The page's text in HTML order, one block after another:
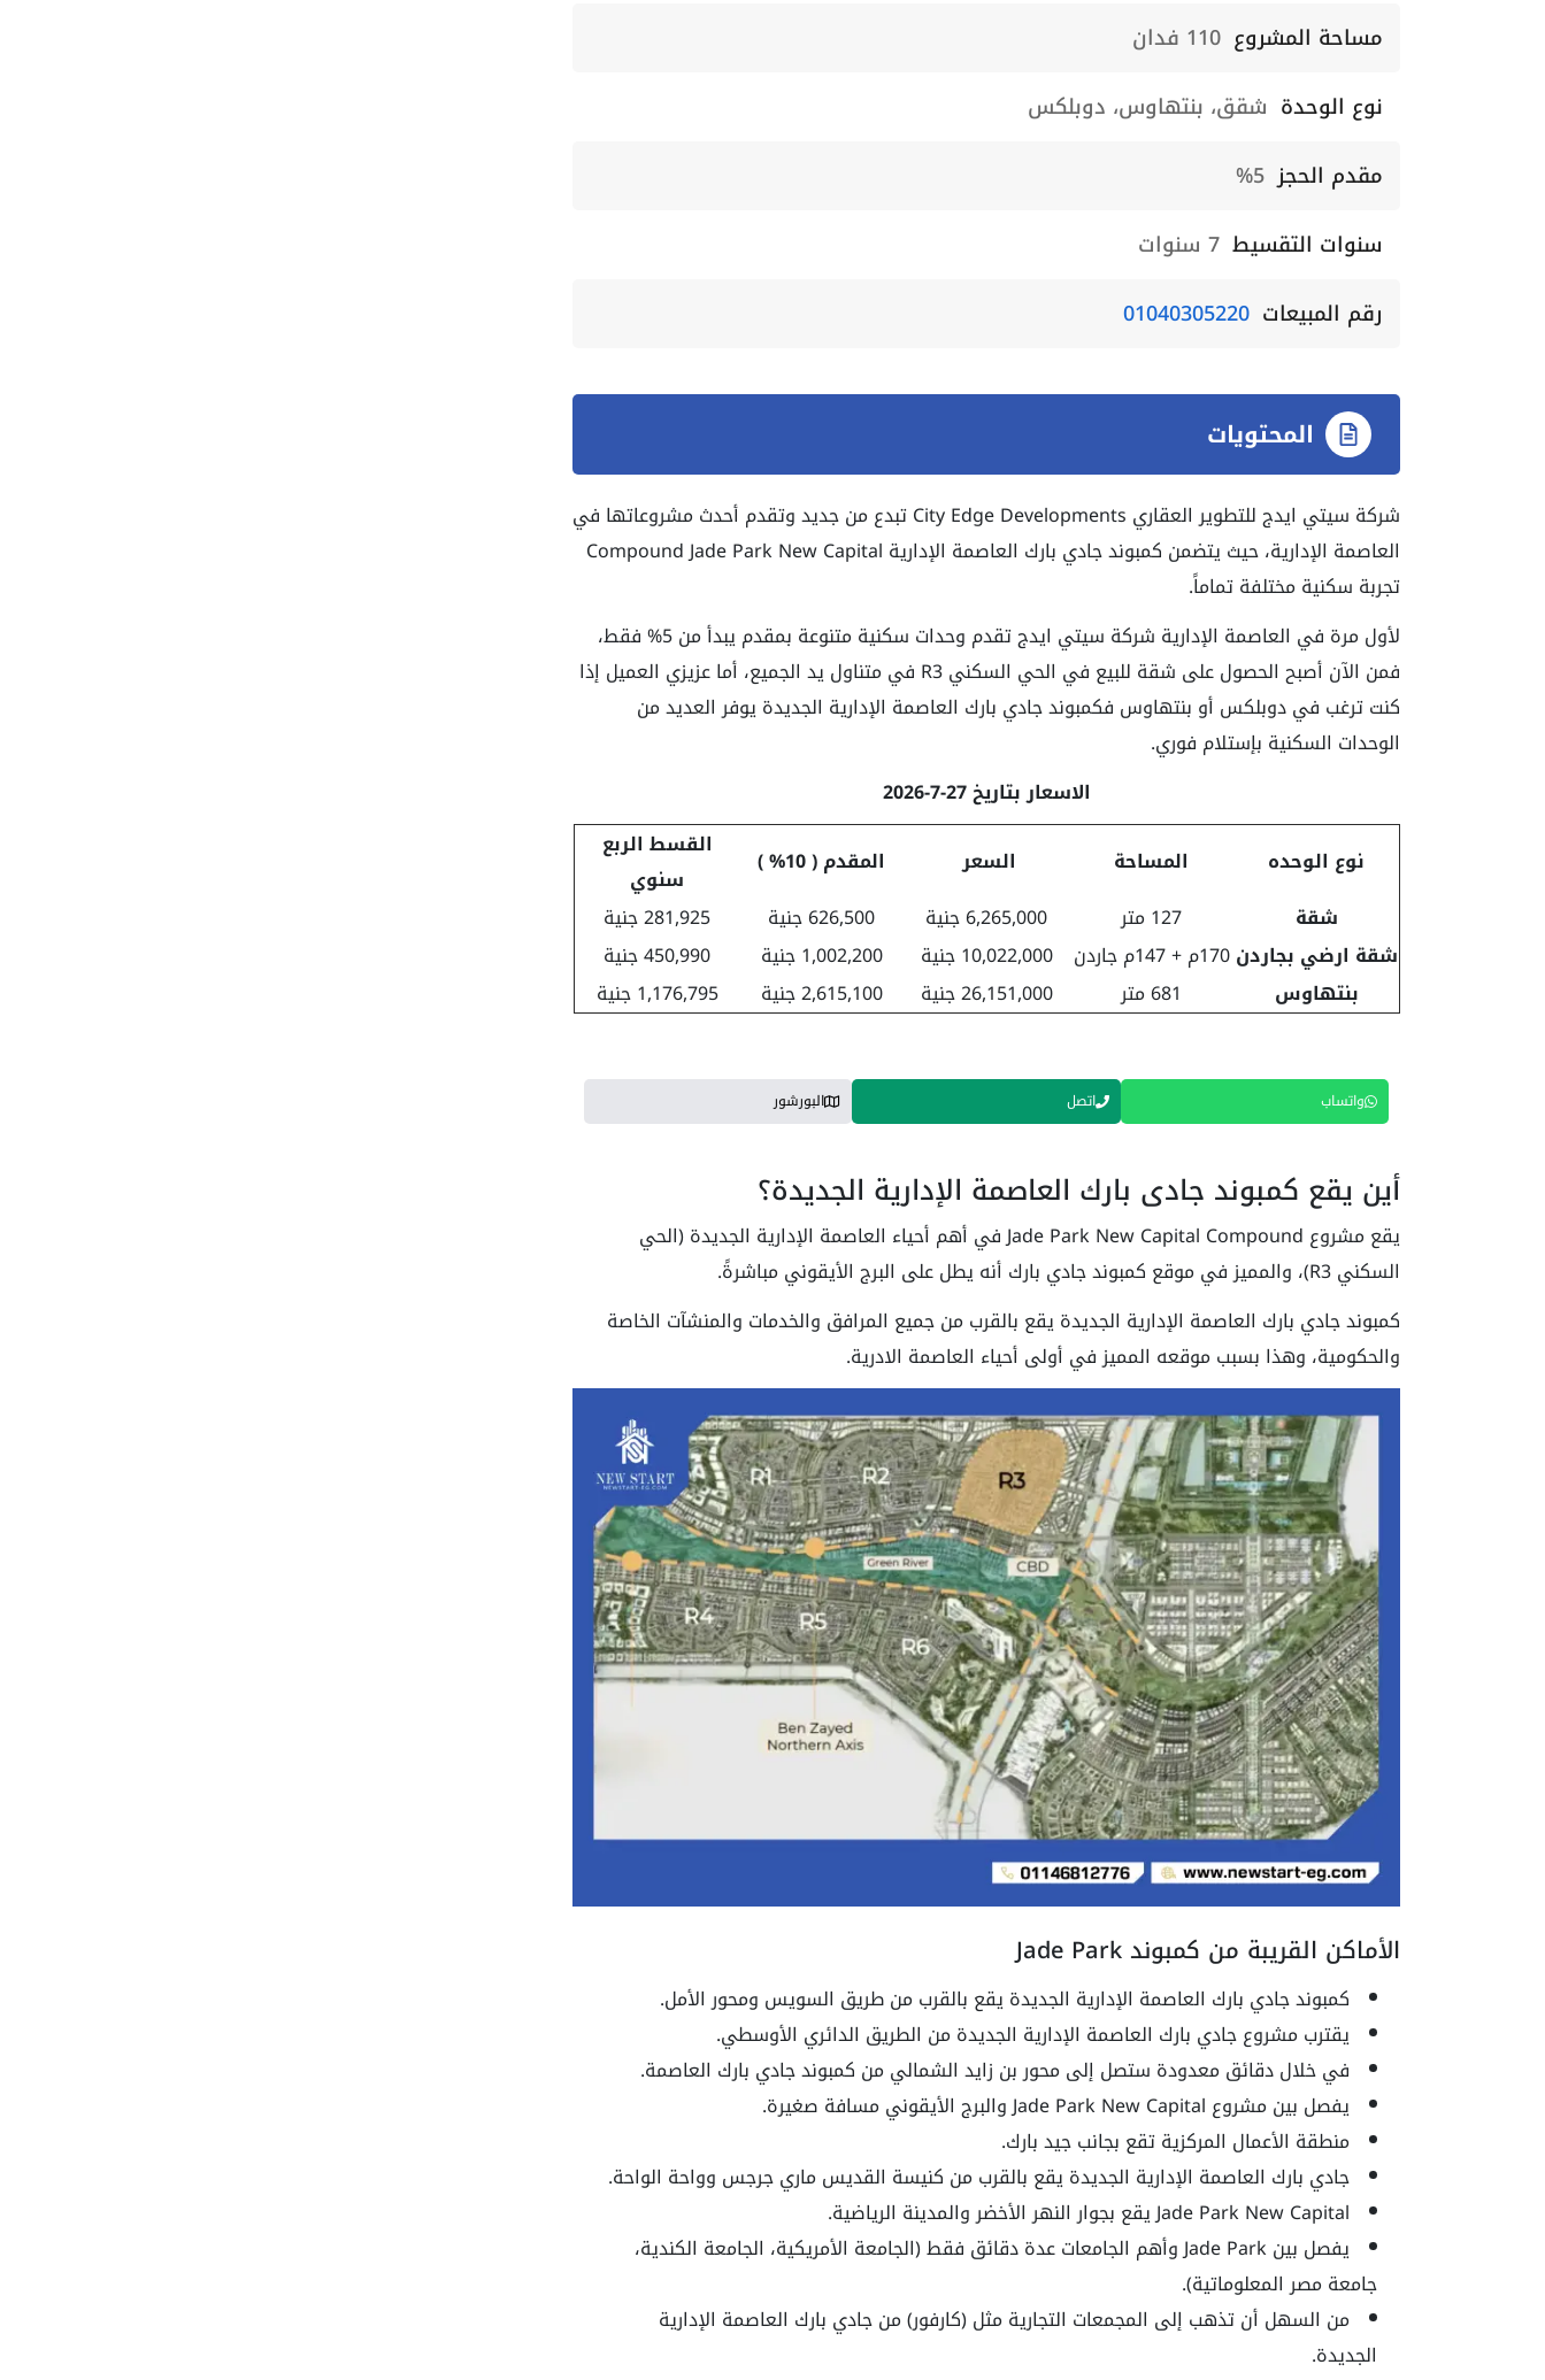
مساحة المشروع 110 فدان
نوع الوحدة شقق، بنتهاوس، دوبلكس
مقدم الحجز 5%
سنوات التقسيط 7 سنوات
رقم المبيعات 01040305220
المحتويات
شركة سيتي ايدج للتطوير العقاري City Edge Developments تبدع من جديد وتقدم أحدث مشروعاتها في
العاصمة الإدارية، حيث يتضمن كمبوند جادي بارك العاصمة الإدارية Compound Jade Park New Capital
تجربة سكنية مختلفة تماماً.
لأول مرة في العاصمة الإدارية شركة سيتي ايدج تقدم وحدات سكنية متنوعة بمقدم يبدأ من 5% فقط،
فمن الآن أصبح الحصول على شقة للبيع في الحي السكني R3 في متناول يد الجميع، أما عزيزي العميل إذا
كنت ترغب في دوبلكس أو بنتهاوس فكمبوند جادي بارك العاصمة الإدارية الجديدة يوفر العديد من
الوحدات السكنية بإستلام فوري.
الاسعار بتاريخ 27-7-2026
نوع الوحده
المساحة السعر المقدم ( 10% )
القسط الربع
سنوي
شقة
127 متر 6,265,000 جنية 626,500 جنية
281,925 جنية
شقة ارضي بجاردن 170م + 147م جاردن 10,022,000 جنية 1,002,200 جنية
450,990 جنية
بنتهاوس
681 متر 26,151,000 جنية 2,615,100 جنية 1,176,795 جنية
واتساب اتصل البورشور
أين يقع كمبوند جادي بارك العاصمة الإدارية الجديدة؟
يقع مشروع Jade Park New Capital Compound في أهم أحياء العاصمة الإدارية الجديدة (الحي
السكني R3)، والمميز في موقع كمبوند جادي بارك أنه يطل على البرج الأيقوني مباشرةً.
كمبوند جادي بارك العاصمة الإدارية الجديدة يقع بالقرب من جميع المرافق والخدمات والمنشآت الخاصة
والحكومية، وهذا بسبب موقعه المميز في أولى أحياء العاصمة الادرية.
الأماكن القريبة من كمبوند Jade Park
كمبوند جادي بارك العاصمة الإدارية الجديدة يقع بالقرب من طريق السويس ومحور الأمل.
يقترب مشروع جادي بارك العاصمة الإدارية الجديدة من الطريق الدائري الأوسطي.
في خلال دقائق معدودة ستصل إلى محور بن زايد الشمالي من كمبوند جادي بارك العاصمة.
يفصل بين مشروع Jade Park New Capital والبرج الأيقوني مسافة صغيرة.
منطقة الأعمال المركزية تقع بجانب جيد بارك.
جادي بارك العاصمة الإدارية الجديدة يقع بالقرب من كنيسة القديس ماري جرجس وواحة الواحة.
Jade Park New Capital يقع بجوار النهر الأخضر والمدينة الرياضية.
يفصل بين Jade Park وأهم الجامعات عدة دقائق فقط (الجامعة الأمريكية، الجامعة الكندية،
جامعة مصر المعلوماتية).
من السهل أن تذهب إلى المجمعات التجارية مثل (كارفور) من جادي بارك العاصمة الإدارية
الجديدة.